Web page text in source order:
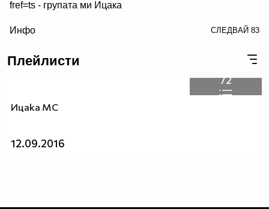
fref=ts - групата ми Ицака
https://www.youtube.com/channel/
https://soundcloud.com/itsaka84/datqamr62xdr - слушай и
https://www.youtube.com/watch?v=bDp1sJ59vzA
Инфо СЛЕДВАЙ 83
Плейлисти
72
Ицака МС
12.09.2016